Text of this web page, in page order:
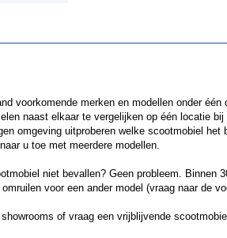
voorkomende merken en modellen onder één
naast elkaar te vergelijken op één locatie
omgeving uitproberen welke scootmobiel het
u toe met meerdere modellen.
niet bevallen? Geen probleem. Binnen
voor een ander model (vraag naar de
of vraag een vrijblijvende